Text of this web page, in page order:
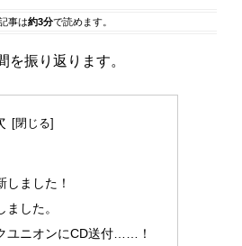
事は約3分で読めます。
を振り返ります。
しました！
した。
ユニオンにCD送付……！